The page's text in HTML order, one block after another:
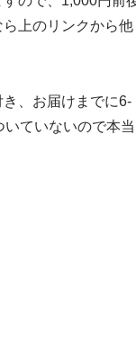
上のリンクから他
、お届けまでに6-
ていないので本当